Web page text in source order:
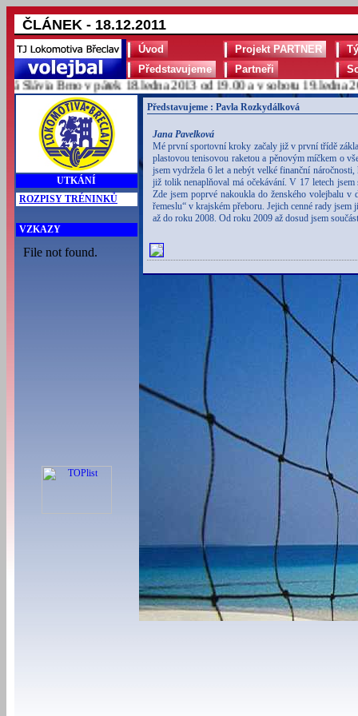
ČLÁNEK - 18.12.2011
Úvod Projekt PARTNER
Představujeme
Partneři
Brno v pátek 18.ledna 2013 od 19.00 a v sobotu 19.ledna
UTKÁNÍ
ROZPISY TRÉNINKŮ
VZKAZY
Představujeme : Pavla Rozkydálková
Jana Pavelková
Mé první sportovní kroky začaly již v první třídě
plastovou tenisovou raketou a pěnovým míčkem o
jsem vydržela 6 let a nebýt velké finanční
již tolik nenaplňoval má očekávání. V 17 letech
Zde jsem poprvé nakoukla do ženského volejbalu
řemeslu“ v krajském přeboru. Jejich cenné rady
až do roku 2008. Od roku 2009 až dosud jsem